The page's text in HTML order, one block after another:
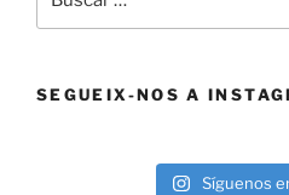
por:
SEGUEIX-NOS A
Síguenos